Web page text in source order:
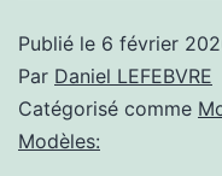
Publié le 6 février
Par Daniel LEFEBVRE
Catégorisé comme
Modèles: